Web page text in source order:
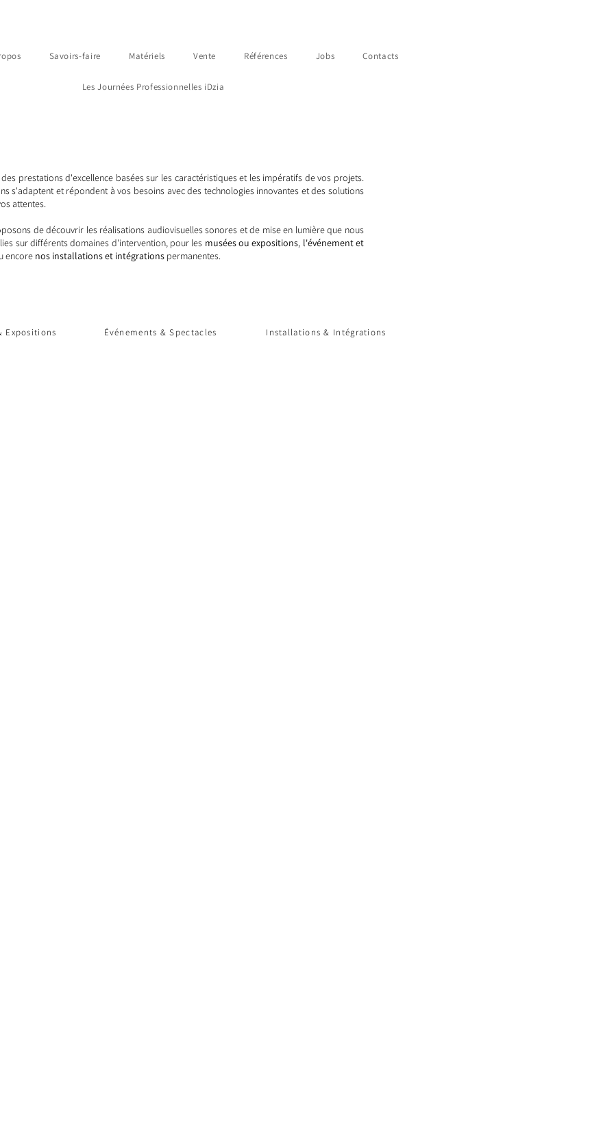
Savoirs-faire Matériels Vente Références Jobs Contacts
Les Journées Professionnelles iDzia
prestations d'excellence basées sur les caractéristiques et les impératifs de vos projets.
s'adaptent et répondent à vos besoins avec des technologies innovantes et des solutions
attentes.
de découvrir les réalisations audiovisuelles sonores et de mise en lumière que nous
sur différents domaines d'intervention, pour les musées ou expositions, l'événement et
encore nos installations et intégrations permanentes.
Expositions Événements & Spectacles Installations & Intégrations